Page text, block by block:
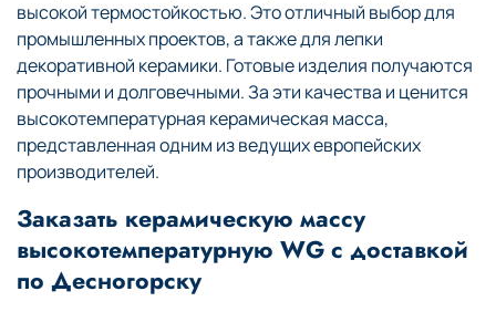
высокой термостойкостью. Это отличный выбор для
промышленных проектов, а также для лепки
декоративной керамики. Готовые изделия получаются
прочными и долговечными. За эти качества и ценится
высокотемпературная керамическая масса,
представленная одним из ведущих европейских
производителей.
Заказать керамическую массу
высокотемпературную WG с доставкой
по Десногорску